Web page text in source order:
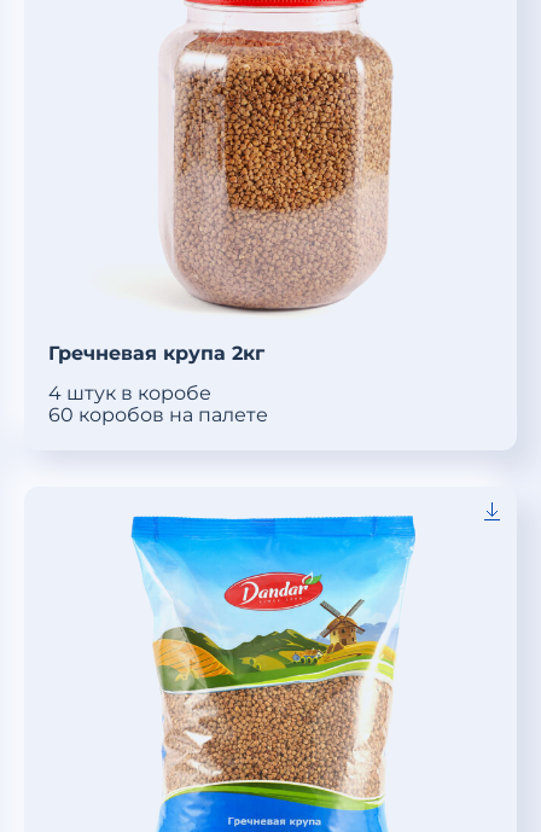
Гречневая крупа 2кг
4 штук в коробе
60 коробов на палете